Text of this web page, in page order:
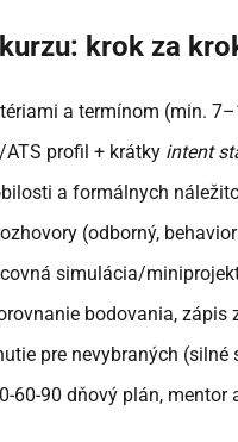
krok za
a termínom (min.
profil + krátky intent
a formálnych
(odborný,
simulácia/
bodovania, zápis
pre nevybraných
60-90 dňový plán, mentor